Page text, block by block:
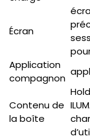
Écran
Application
compagnon
Contenu de
la boîte